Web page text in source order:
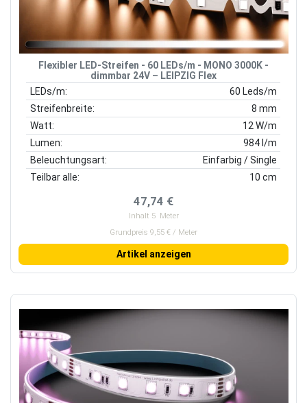
Flexibler LED-Streifen - 60 LEDs/m - MONO 3000K -
dimmbar 24V – LEIPZIG Flex
LEDs/m:
60 Leds/m
Streifenbreite:
8 mm
Watt:
12 W/m
Lumen:
984 l/m
Beleuchtungsart:
Einfarbig / Single
Teilbar alle:
10 cm
47,74 €
Inhalt 5 Meter
Grundpreis 9,55 € / Meter
Artikel anzeigen